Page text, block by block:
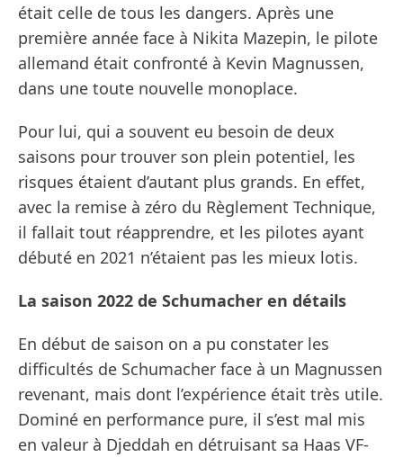
était celle de tous les dangers. Après une
première année face à Nikita Mazepin, le pilote
allemand était confronté à Kevin Magnussen,
dans une toute nouvelle monoplace.
Pour lui, qui a souvent eu besoin de deux
saisons pour trouver son plein potentiel, les
risques étaient d’autant plus grands. En effet,
avec la remise à zéro du Règlement Technique,
il fallait tout réapprendre, et les pilotes ayant
débuté en 2021 n’étaient pas les mieux lotis.
La saison 2022 de Schumacher en détails
En début de saison on a pu constater les
difficultés de Schumacher face à un Magnussen
revenant, mais dont l’expérience était très utile.
Dominé en performance pure, il s’est mal mis
en valeur à Djeddah en détruisant sa Haas VF-